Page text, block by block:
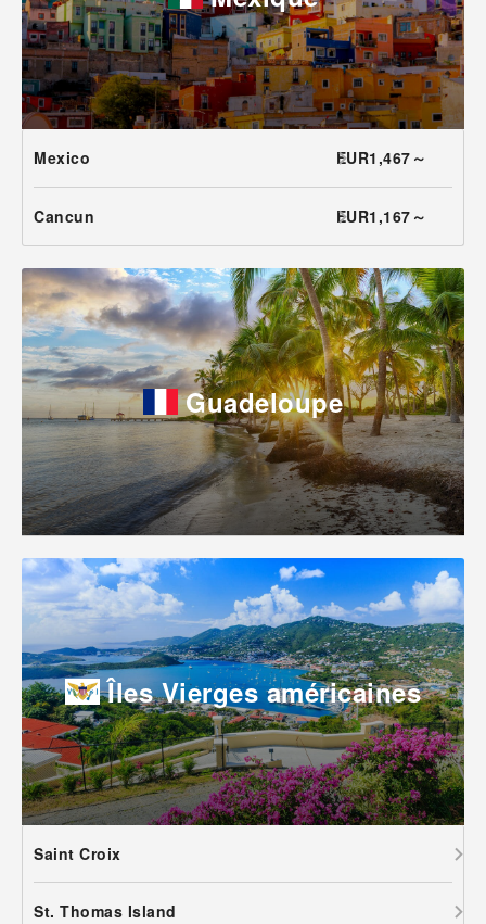
Mexico EUR1,467～
Cancun EUR1,167～
Guadeloupe
Îles Vierges américaines
Saint Croix
St. Thomas Island